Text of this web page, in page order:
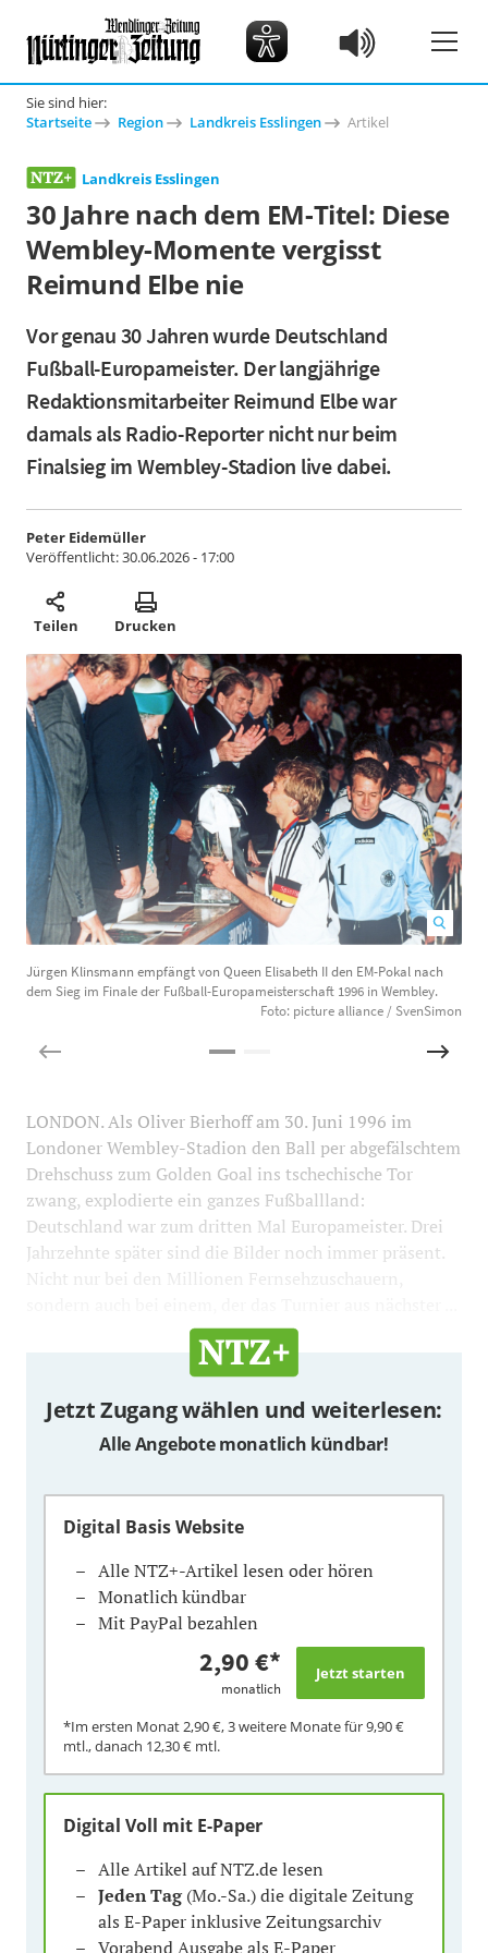
Sie sind hier:
Startseite
Region Landkreis Esslingen Artikel
Landkreis Esslingen
30 Jahre nach dem EM-Titel: Diese
Wembley-Momente vergisst
Reimund Elbe nie
Vor genau 30 Jahren wurde Deutschland
Fußball-Europameister. Der langjährige
Redaktionsmitarbeiter Reimund Elbe war
damals als Radio-Reporter nicht nur beim
Finalsieg im Wembley-Stadion live dabei.
Peter Eidemüller
Veröffentlicht:30.06.2026 - 17:00
Teilen Drucken
Jürgen Klinsmann empfängt von Queen Elisabeth II den EM-Pokal nach
dem Sieg im Finale der Fußball-Europameisterschaft 1996 in Wembley.
Foto: picture alliance / SvenSimon
LONDON. Als Oliver Bierhoff am 30. Juni 1996 im
Londoner Wembley-Stadion den Ball per abgefälschtem
Drehschuss zum Golden Goal ins tschechische Tor
zwang, explodierte ein ganzes Fußballland:
Deutschland war zum dritten Mal Europameister. Drei
Jahrzehnte später sind die Bilder noch immer präsent.
Nicht nur bei den Millionen Fernsehzuschauern,
Jetzt Zugang wählen und weiterlesen:
Alle Angebote monatlich kündbar!
Digital Basis Website
Alle NTZ+-Artikel lesen oder hören
Monatlich kündbar
Mit PayPal bezahlen
2,90 €*
monatlich
*Im ersten Monat2,90 €, 3 weitere Monate für9,90 €
mtl., danach 12,30 € mtl.
Digital Voll mit E-Paper
Alle Artikel auf NTZ.de lesen
Jeden Tag(Mo.-Sa.) die digitale Zeitung
als E-Paper inklusive Zeitungsarchiv
Vorabend Ausgabe als E-Paper